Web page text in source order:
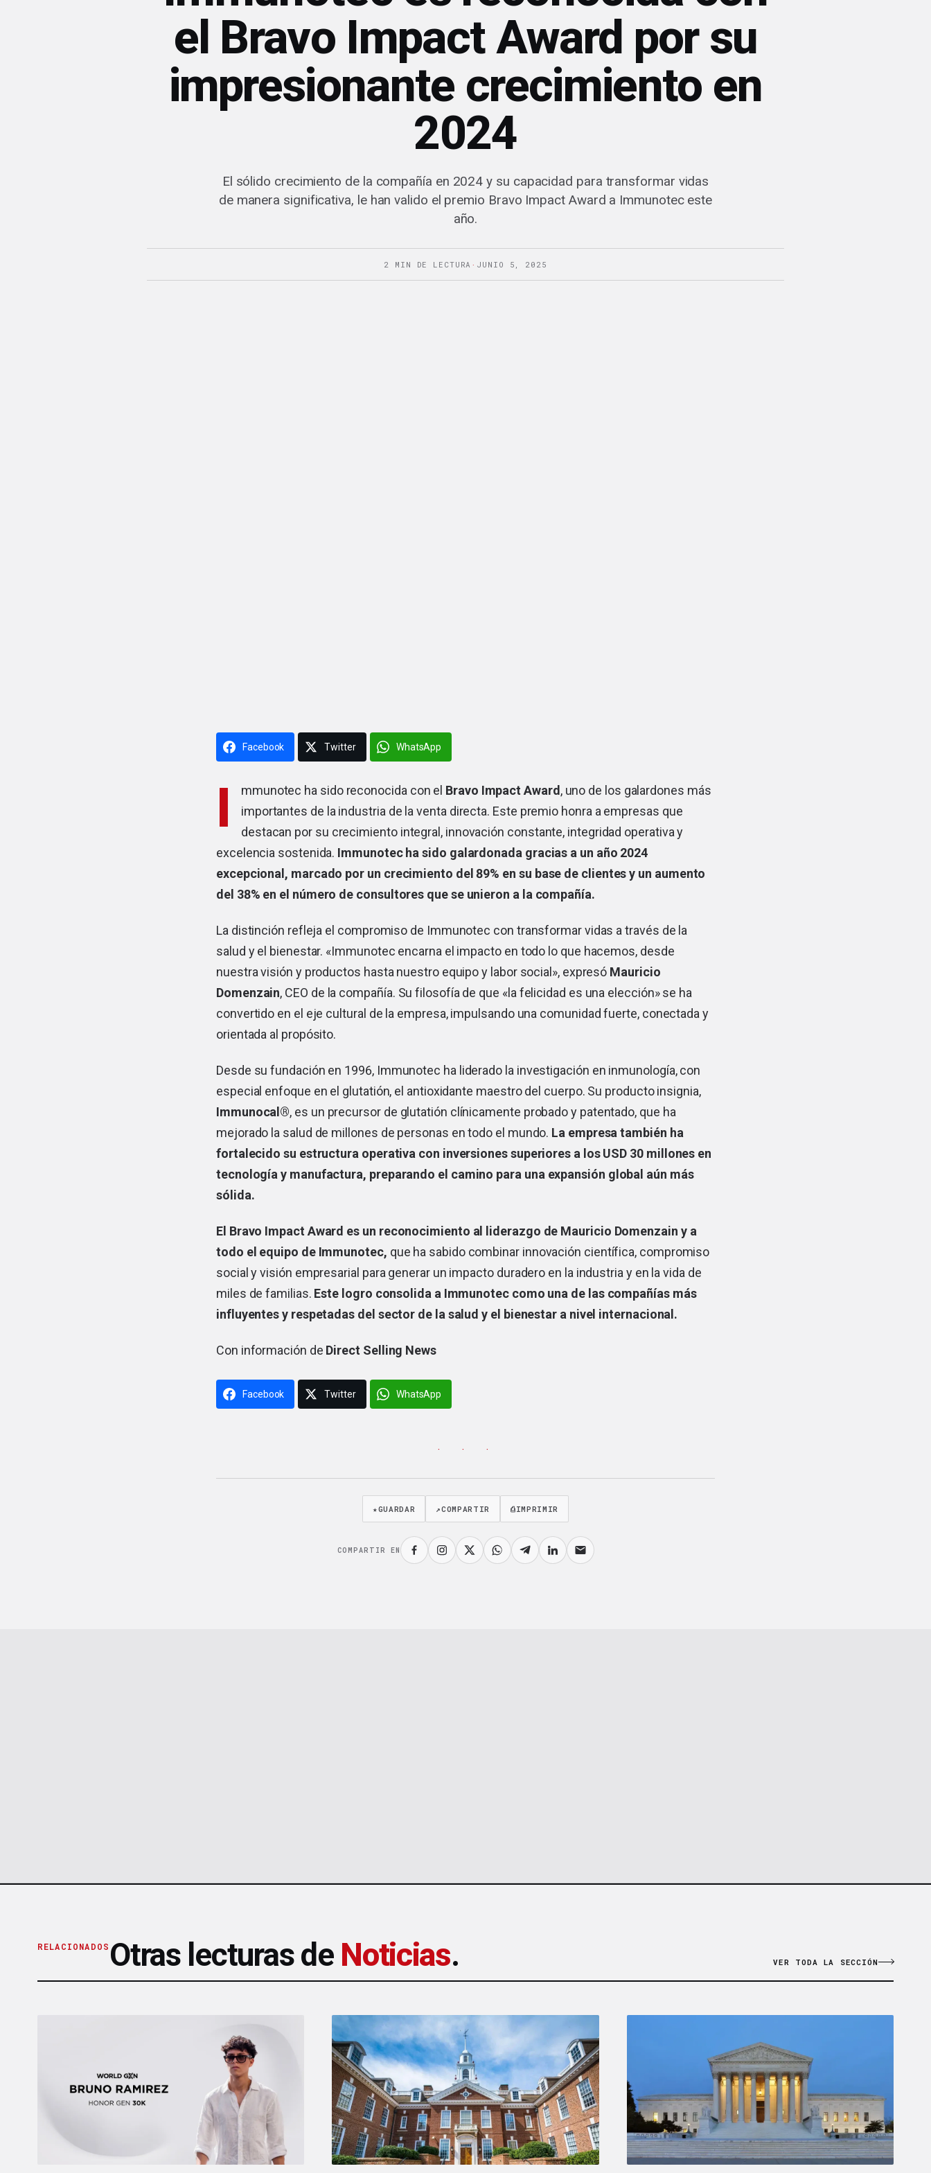
el Bravo Impact Award por su
impresionante crecimiento en
2024
El sólido crecimiento de la compañía en 2024 y su capacidad para transformar vidas
de manera significativa, le han valido el premio Bravo Impact Award a Immunotec este
año.
2 MIN DE LECTURA · JUNIO 5, 2025
Facebook Twitter WhatsApp
I mmunotec ha sido reconocida con el Bravo Impact Award, uno de los galardones más
importantes de la industria de la venta directa. Este premio honra a empresas que
destacan por su crecimiento integral, innovación constante, integridad operativa y
excelencia sostenida. Immunotec ha sido galardonada gracias a un año 2024
excepcional, marcado por un crecimiento del 89% en su base de clientes y un aumento
del 38% en el número de consultores que se unieron a la compañía.
La distinción refleja el compromiso de Immunotec con transformar vidas a través de la
salud y el bienestar. «Immunotec encarna el impacto en todo lo que hacemos, desde
nuestra visión y productos hasta nuestro equipo y labor social», expresó Mauricio
Domenzain, CEO de la compañía. Su filosofía de que «la felicidad es una elección» se ha
convertido en el eje cultural de la empresa, impulsando una comunidad fuerte, conectada y
orientada al propósito.
Desde su fundación en 1996, Immunotec ha liderado la investigación en inmunología, con
especial enfoque en el glutatión, el antioxidante maestro del cuerpo. Su producto insignia,
Immunocal®, es un precursor de glutatión clínicamente probado y patentado, que ha
mejorado la salud de millones de personas en todo el mundo. La empresa también ha
fortalecido su estructura operativa con inversiones superiores a los USD 30 millones en
tecnología y manufactura, preparando el camino para una expansión global aún más
sólida.
El Bravo Impact Award es un reconocimiento al liderazgo de Mauricio Domenzain y a
todo el equipo de Immunotec, que ha sabido combinar innovación científica, compromiso
social y visión empresarial para generar un impacto duradero en la industria y en la vida de
miles de familias. Este logro consolida a Immunotec como una de las compañías más
influyentes y respetadas del sector de la salud y el bienestar a nivel internacional.
Con información de Direct Selling News
Facebook Twitter WhatsApp
· · ·
★GUARDAR ↗COMPARTIR ⎙IMPRIMIR
COMPARTIR EN
RELACIONADOS Otras lecturas de Noticias. VER TODA LA SECCIÓN